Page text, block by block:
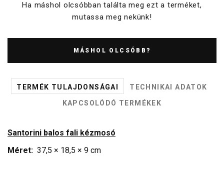
Ha máshol olcsóbban találta meg ezt a terméket,
mutassa meg nekünk!
MÁSHOL OLCSÓBB?
TERMÉK TULAJDONSÁGAI
TECHNIKAI ADATOK
KAPCSOLÓDÓ TERMÉKEK
Santorini balos fali kézmosó
Méret: 37,5 × 18,5 × 9 cm